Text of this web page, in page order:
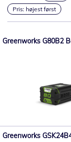
Pris: højest først
Greenworks G80B2
Greenworks